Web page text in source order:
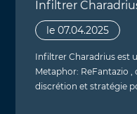
Infiltrer
le 07.04.2025
Infiltrer Charadrius est
Metaphor: ReFantazio ,
discrétion et stratégie